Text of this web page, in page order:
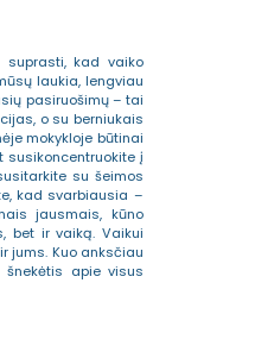
suprasti, kad vaiko
laukia, lengviau
pasiruošimų – tai
o su berniukais
mokykloje būtinai
į
su šeimos
kad svarbiausia –
jausmais, kūno
bet ir vaiką. Vaikui
jums. Kuo anksčiau
apie visus